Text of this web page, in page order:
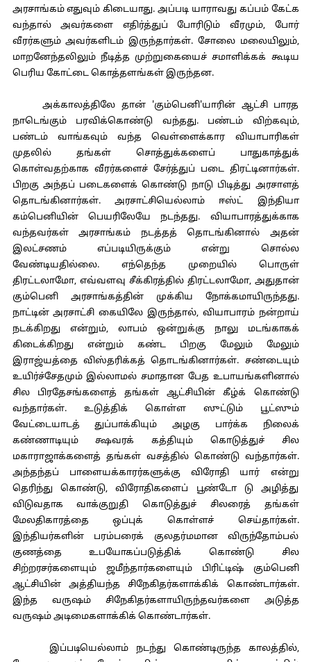
அரசாங்கம் எதுவும் கிடையாது. அப்படி யாராவது கப்பம் கேட்க
வந்தால் அவர்களை எதிர்த்துப் போரிடும் வீரமும், போர்
வீரர்களும் அவர்களிடம் இருந்தார்கள். சோலை மலையிலும்,
மாறனேந்தலிலும் நீடித்த முற்றுகையைச் சமாளிக்கக் கூடிய
பெரிய கோட்டை கொத்தளங்கள் இருந்தன.
அக்காலத்திலே தான் 'கும்பெனி'யாரின் ஆட்சி பாரத
நாடெங்கும் பரவிக்கொண்டு வந்தது. பண்டம் விற்கவும்,
பண்டம் வாங்கவும் வந்த வெள்ளைக்கார வியாபாரிகள்
முதலில் தங்கள் சொத்துக்களைப் பாதுகாத்துக்
கொள்வதற்காக வீரர்களைச் சேர்த்துப் படை திரட்டினார்கள்.
பிறகு அந்தப் படைகளைக் கொண்டு நாடு பிடித்து அரசாளத்
தொடங்கினார்கள். அரசாட்சியெல்லாம் ஈஸ்ட் இந்தியா
கம்பெனியின் பெயரிலேயே நடந்தது. வியாபாரத்துக்காக
வந்தவர்கள் அரசாங்கம் நடத்தத் தொடங்கினால் அதன்
இலட்சணம் எப்படியிருக்கும் என்று சொல்ல
வேண்டியதில்லை. எந்தெந்த முறையில் பொருள்
திரட்டலாமோ, எவ்வளவு சீக்கிரத்தில் திரட்டலாமோ, அதுதான்
கும்பெனி அரசாங்கத்தின் முக்கிய நோக்கமாயிருந்தது.
நாட்டின் அரசாட்சி கையிலே இருந்தால், வியாபாரம் நன்றாய்
நடக்கிறது என்றும், லாபம் ஒன்றுக்கு நாலு மடங்காகக்
கிடைக்கிறது என்றும் கண்ட பிறகு மேலும் மேலும்
இராஜ்யத்தை விஸ்தரிக்கத் தொடங்கினார்கள். சண்டையும்
உயிர்ச்சேதமும் இல்லாமல் சமாதான பேத உபாயங்களினால்
சில பிரதேசங்களைத் தங்கள் ஆட்சியின் கீழ்க் கொண்டு
வந்தார்கள். உடுத்திக் கொள்ள ஸுட்டும் பூட்ஸும்
வேட்டையாடத் துப்பாக்கியும் அழகு பார்க்க நிலைக்
கண்ணாடியும் க்ஷவரக் கத்தியும் கொடுத்துச் சில
மகாராஜாக்களைத் தங்கள் வசத்தில் கொண்டு வந்தார்கள்.
அந்தந்தப் பாளையக்காரர்களுக்கு விரோதி யார் என்று
தெரிந்து கொண்டு, விரோதிகளைப் பூண்டோ டு அழித்து
விடுவதாக வாக்குறுதி கொடுத்துச் சிலரைத் தங்கள்
மேலதிகாரத்தை ஒப்புக் கொள்ளச் செய்தார்கள்.
இந்தியர்களின் பரம்பரைக் குலதர்மமான விருந்தோம்பல்
குணத்தை உபயோகப்படுத்திக் கொண்டு சில
சிற்றரசர்களையும் ஜமீந்தார்களையும் பிரிட்டிஷ் கும்பெனி
ஆட்சியின் அத்தியந்த சிநேகிதர்களாக்கிக் கொண்டார்கள்.
இந்த வருஷம் சிநேகிதர்களாயிருந்தவர்களை அடுத்த
வருஷம் அடிமைகளாக்கிக் கொண்டார்கள்.
இப்படியெல்லாம் நடந்து கொண்டிருந்த காலத்தில்,